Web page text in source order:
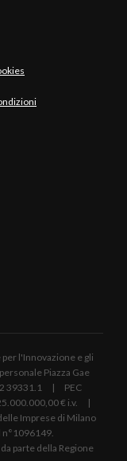
l'Innovazione e gli
Piazza Gae
39331.1 | PEC
€ i.v. |
Imprese di Milano
parte della Regione